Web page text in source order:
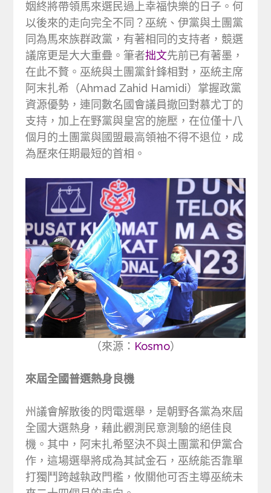
姻終將帶領馬來選民過上幸福快樂的日子。何
以後來的走向完全不同？巫統、伊黨與土團黨
同為馬來族群政黨，有著相同的支持者，競選
議席更是大大重疊。筆者拙文先前已有著墨，
在此不贅。巫統與土團黨針鋒相對，巫統主席
阿末扎希（Ahmad Zahid Hamidi）掌握政黨
資源優勢，連同數名國會議員撤回對慕尤丁的
支持，加上在野黨與皇宮的施壓，在位僅十八
個月的土團黨與國盟最高領袖不得不退位，成
為歷來任期最短的首相。
（來源： Kosmo）
來屆全國普選熱身良機
州議會解散後的閃電選舉，是朝野各黨為來屆
全國大選熱身，藉此觀測民意測驗的絕佳良
機。其中，阿末扎希堅決不與土團黨和伊黨合
作，這場選舉將成為其試金石，巫統能否靠單
打獨鬥跨越執政門檻，攸關他可否主導巫統未